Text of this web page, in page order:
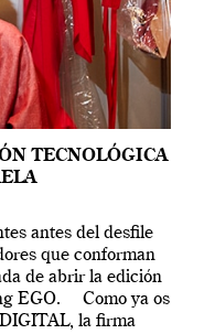
TECNOLÓGICA
antes del desfile
que conforman
de abrir la edición
EGO. Como ya os
la firma